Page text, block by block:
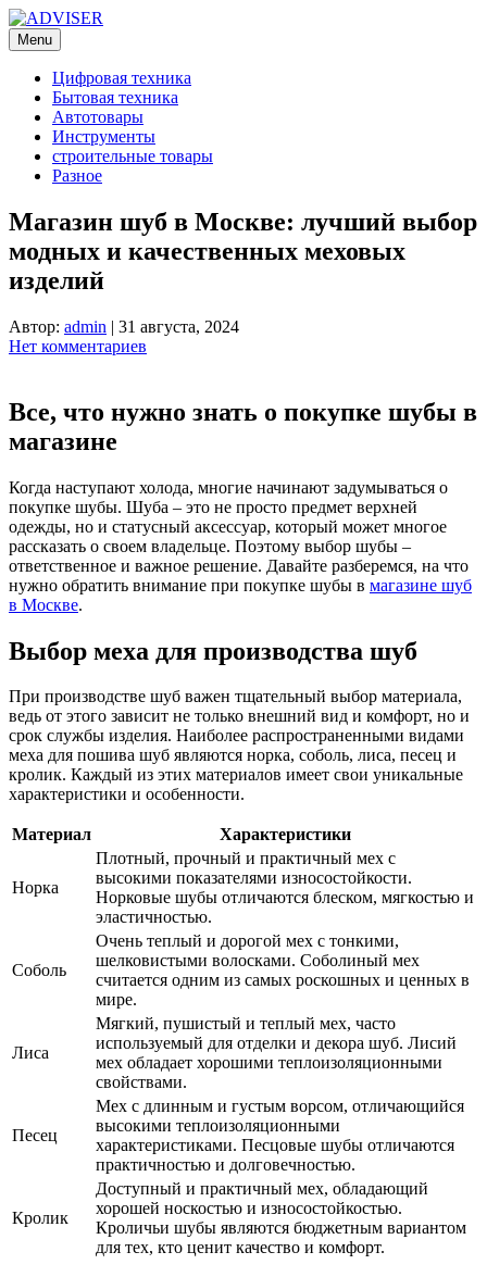
Перейти
к
содержимому
Menu
Цифровая техника
Бытовая техника
Автотовары
Инструменты
строительные товары
Разное
Магазин шуб в Москве: лучший выбор
модных и качественных меховых
изделий
Автор: admin | 31 августа, 2024
Нет комментариев
Все, что нужно знать о покупке шубы в
магазине
Когда наступают холода, многие начинают задумываться о
покупке шубы. Шуба – это не просто предмет верхней
одежды, но и статусный аксессуар, который может многое
рассказать о своем владельце. Поэтому выбор шубы –
ответственное и важное решение. Давайте разберемся, на что
нужно обратить внимание при покупке шубы в магазине шуб
в Москве.
Выбор меха для производства шуб
При производстве шуб важен тщательный выбор материала,
ведь от этого зависит не только внешний вид и комфорт, но и
срок службы изделия. Наиболее распространенными видами
меха для пошива шуб являются норка, соболь, лиса, песец и
кролик. Каждый из этих материалов имеет свои уникальные
характеристики и особенности.
Материал Характеристики
Норка
Плотный, прочный и практичный мех с
высокими показателями износостойкости.
Норковые шубы отличаются блеском, мягкостью и
эластичностью.
Соболь
Очень теплый и дорогой мех с тонкими,
шелковистыми волосками. Соболиный мех
считается одним из самых роскошных и ценных в
мире.
Лиса
Мягкий, пушистый и теплый мех, часто
используемый для отделки и декора шуб. Лисий
мех обладает хорошими теплоизоляционными
свойствами.
Песец
Мех с длинным и густым ворсом, отличающийся
высокими теплоизоляционными
характеристиками. Песцовые шубы отличаются
практичностью и долговечностью.
Кролик
Доступный и практичный мех, обладающий
хорошей носкостью и износостойкостью.
Кроличьи шубы являются бюджетным вариантом
для тех, кто ценит качество и комфорт.